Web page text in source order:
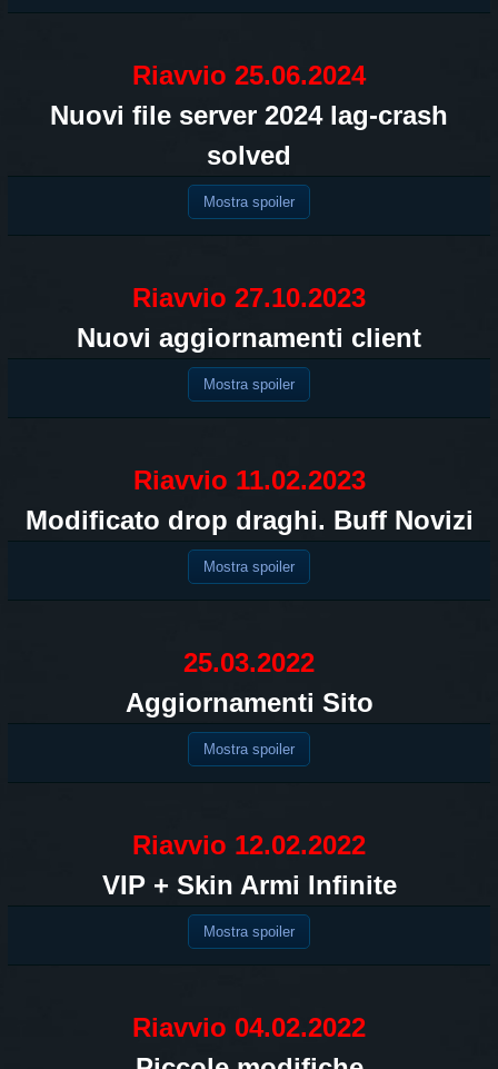
Riavvio 25.06.2024
Nuovi file server 2024 lag-crash
solved
Mostra spoiler
Riavvio 27.10.2023
Nuovi aggiornamenti client
Mostra spoiler
Riavvio 11.02.2023
Modificato drop draghi. Buff Novizi
Mostra spoiler
25.03.2022
Aggiornamenti Sito
Mostra spoiler
Riavvio 12.02.2022
VIP + Skin Armi Infinite
Mostra spoiler
Riavvio 04.02.2022